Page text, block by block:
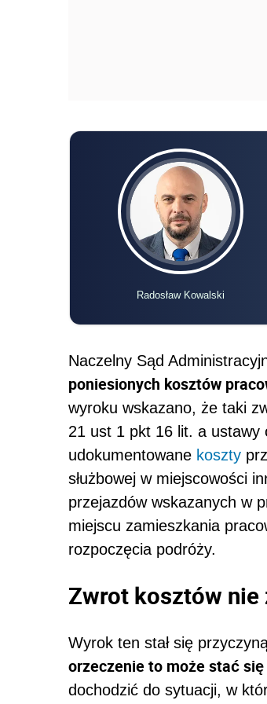
Radosław Kowalski
Naczelny Sąd
poniesionych kosztów
wyroku wskazano, że taki
21 ust 1 pkt 16 lit. a ustawy
udokumentowane koszty
służbowej w miejscowości
przejazdów wskazanych w
miejscu zamieszkania
rozpoczęcia podróży.
Zwrot kosztów
Wyrok ten stał się
orzeczenie to może stać
dochodzić do sytuacji, w